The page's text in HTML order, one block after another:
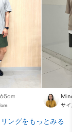
サ
ングをもっとみる